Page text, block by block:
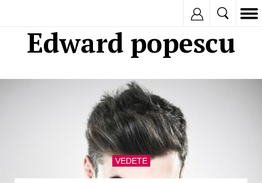
Edward popescu
VEDETE